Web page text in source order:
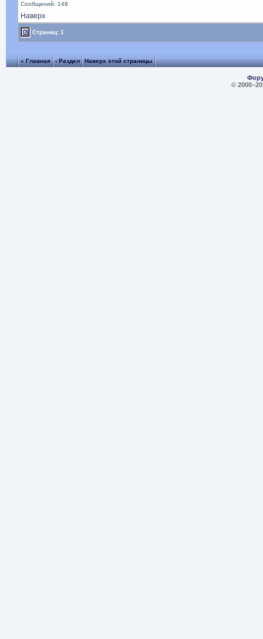
Сообщений: 148
Наверх
Страниц: 1
« Главная ‹ Раздел Наверх этой страницы
© 2000–